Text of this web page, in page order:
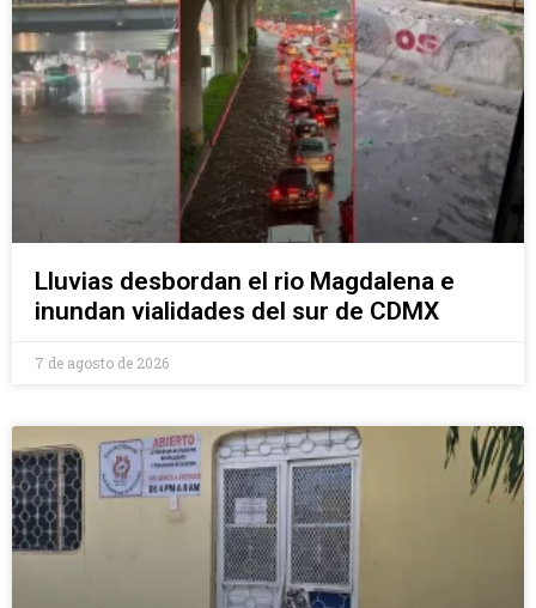
Lluvias desbordan el rio Magdalena e
inundan vialidades del sur de CDMX
7 de agosto de 2026